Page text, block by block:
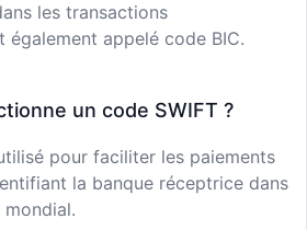
les transactions
également appelé code BIC.
un code SWIFT ?
pour faciliter les paiements
la banque réceptrice dans